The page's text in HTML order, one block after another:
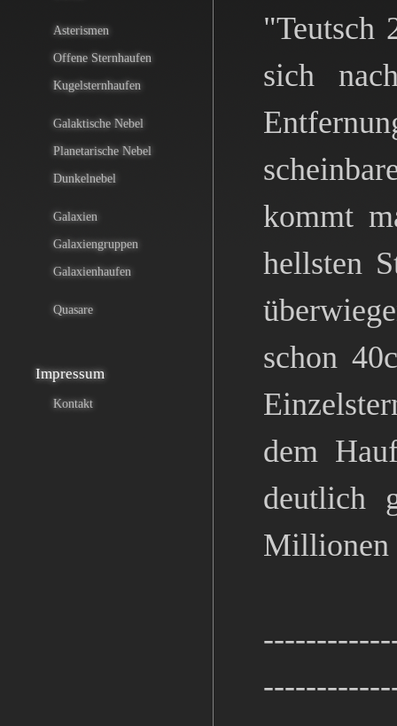
Asterismen
Offene Sternhaufen
Kugelsternhaufen
Galaktische Nebel
Planetarische Nebel
Dunkelnebel
Galaxien
Galaxiengruppen
Galaxienhaufen
Quasare
Impressum
Kontakt
"Teutsch
sich
kommt
hellsten
schon
dem
deutlich
Millionen